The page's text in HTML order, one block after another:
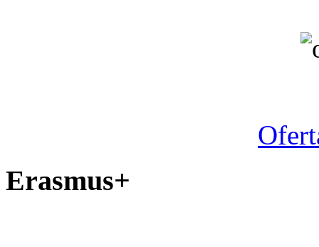
Erasmus+